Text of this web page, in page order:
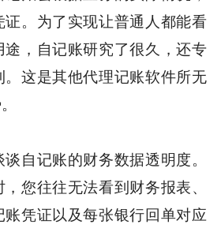
。为了实现让普通人都能看
，自记账研究了很久，还专
。这是其他代理记账软件所无
自记账的财务数据透明度。
您往往无法看到财务报表、
凭证以及每张银行回单对应